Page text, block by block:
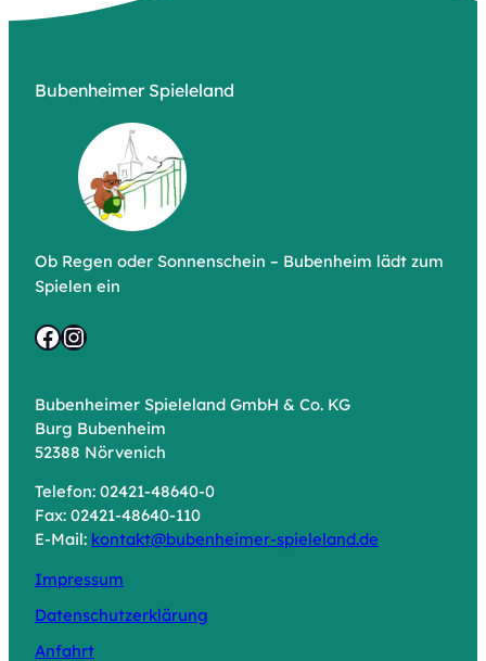
Bubenheimer Spieleland
Ob Regen oder Sonnenschein – Bubenheim lädt zum
Spielen ein
Facebook Instagram
Bubenheimer Spieleland GmbH & Co. KG
Burg Bubenheim
52388 Nörvenich
Telefon: 02421-48640-0
Fax: 02421-48640-110
E-Mail: kontakt@bubenheimer-spieleland.de
Impressum
Datenschutzerklärung
Anfahrt